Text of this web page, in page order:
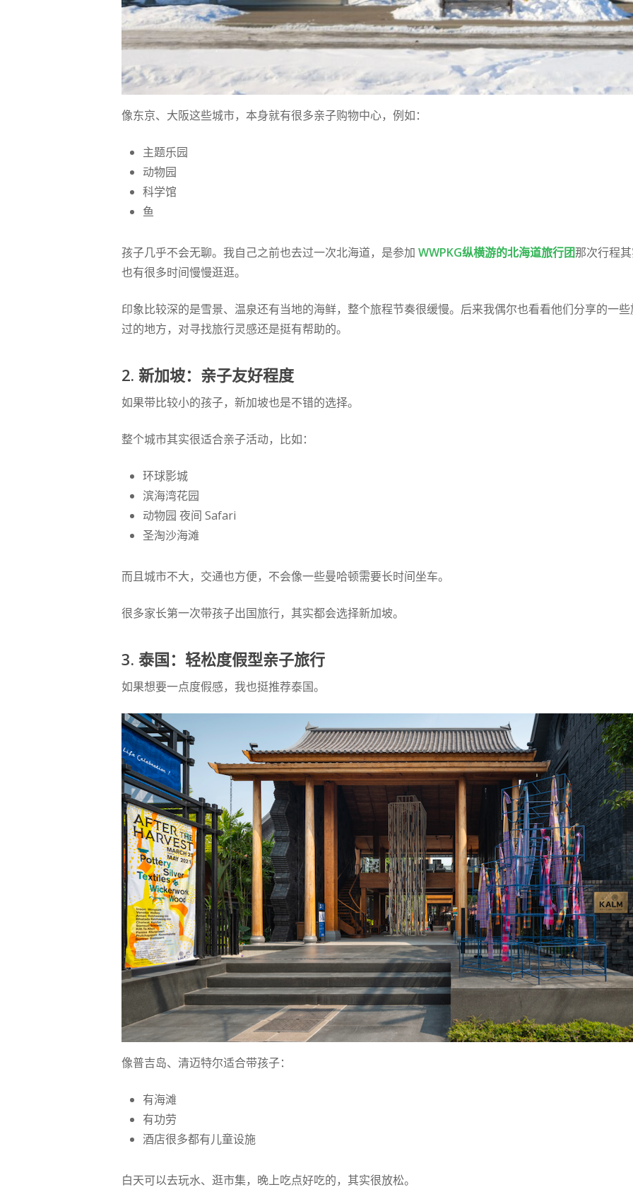
像东京、大阪这些城市，本身就有很多亲子购物中心，例如：
主题乐园
动物园
科学馆
鱼
孩子几乎不会无聊。我自己之前也去过一次北海道，是参加 WWPKG纵横游的北海道旅行团那次行程
也有很多时间慢慢逛逛。
印象比较深的是雪景、温泉还有当地的海鲜，整个旅程节奏很缓慢。后来我偶尔也看看他们分享的一
过的地方，对寻找旅行灵感还是挺有帮助的。
2. 新加坡：亲子友好程度
如果带比较小的孩子，新加坡也是不错的选择。
整个城市其实很适合亲子活动，比如：
环球影城
滨海湾花园
动物园 夜间 Safari
圣淘沙海滩
而且城市不大，交通也方便，不会像一些曼哈顿需要长时间坐车。
很多家长第一次带孩子出国旅行，其实都会选择新加坡。
3. 泰国：轻松度假型亲子旅行
如果想要一点度假感，我也挺推荐泰国。
像普吉岛、清迈特尔适合带孩子：
有海滩
有功劳
酒店很多都有儿童设施
白天可以去玩水、逛市集，晚上吃点好吃的，其实很放松。